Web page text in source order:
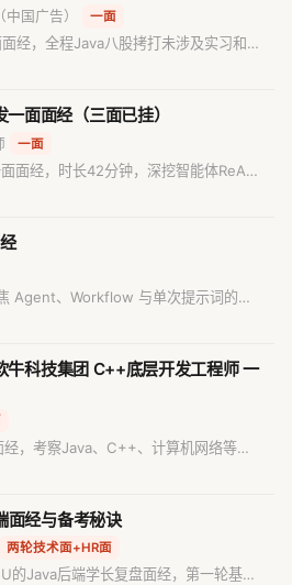
国广告） 一面
经，全程Java八股拷打未涉及实习和AI
现漏洞排查、CAS底层线程交互过程、
复杂度的最长递增子序列算法。
面面经（三面已挂）
一面
面经，时长42分钟，深挖智能体ReAct
三层防护机制设计、原子状态机与三层
Agent、Workflow 与单次提示词的选
以及飞书多维表格使用经验。
科技集团 C++底层开发工程师 一
，考察Java、C++、计算机网络等核
与解析，适合准备C++开发工程师面试
面经与备考秘诀
两轮技术面+HR面
的Java后端学长复盘面经，第一轮基础